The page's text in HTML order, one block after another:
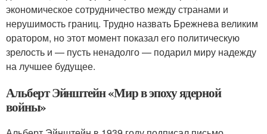
экономическое сотрудничество между странами и
нерушимость границ. Трудно назвать Брежнева великим
оратором, но этот момент показал его политическую
зрелость и — пусть ненадолго — подарил миру надежду
на лучшее будущее.
Альберт Эйнштейн «Мир в эпоху ядерной
войны»